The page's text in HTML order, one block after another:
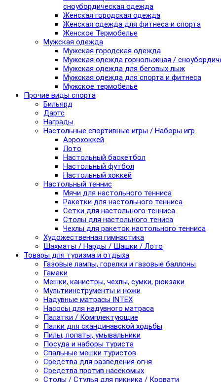
сноубордическая одежда
Женская городская одежда
Женская одежда для фитнеса и спорта
Женское Термобелье
Мужская одежда
Мужская городская одежда
Мужская одежда горнолыжная /
Мужская одежда для беговых лыж
Мужская одежда для спорта и фитнеса
Мужское термобелье
Прочие виды спорта
Бильярд
Дартс
Награды
Настольные спортивные игры / Наборы игр
Аэрохоккей
Лото
Настольный баскетбол
Настольный футбол
Настольный хоккей
Настольный теннис
Мячи для настольного тенниса
Ракетки для настольного тенниса
Сетки для настольного тенниса
Столы для настольного тениса
Чехлы для ракеток настольного тенниса
Художественная гимнастика
Шахматы / Нарды / Шашки / Лото
Товары для туризма и отдыха
Газовые лампы, горелки и газовые баллоны
Гамаки
Мешки, канистры, чехлы, сумки, рюкзаки
Мультиинструменты и ножи
Надувные матрасы INTEX
Насосы для надувного матраса
Палатки / Комплектующие
Палки для скандинавской ходьбы
Пилы, лопаты, умывальники
Посуда и наборы туриста
Спальные мешки туристов
Средства для разведения огня
Средства против насекомых
Столы / Стулья для пикника / Кровати